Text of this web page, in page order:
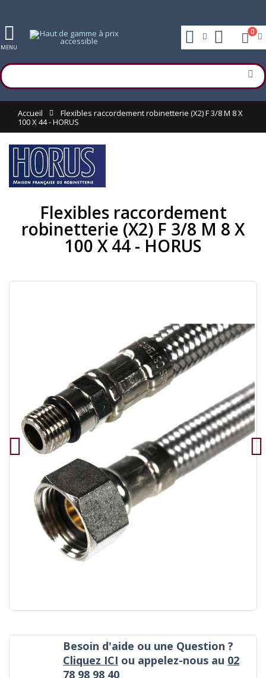
MENU
0
Accueil
Flexibles raccordement robinetterie (X2) F 3/8 M 8 X
100 X 44 - HORUS
Flexibles raccordement
robinetterie (X2) F 3/8 M 8 X
100 X 44 - HORUS
Besoin d'aide ou une Question ?
Cliquez ICI ou appelez-nous au 02
78 98 98 40